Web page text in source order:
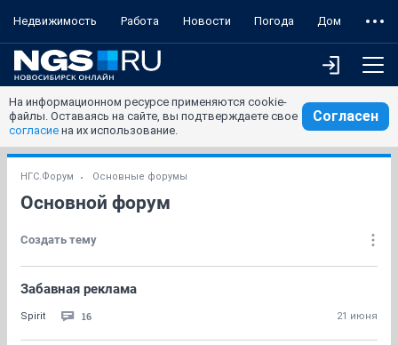
Недвижимость Работа Новости Погода Дом
На информационном ресурсе применяются cookie-
файлы. Оставаясь на сайте, вы подтверждаете свое
согласие на их использование.
Согласен
НГС.Форум Основные форумы
Основной форум
Создать тему
Забавная реклама
Spirit 16 21 июня